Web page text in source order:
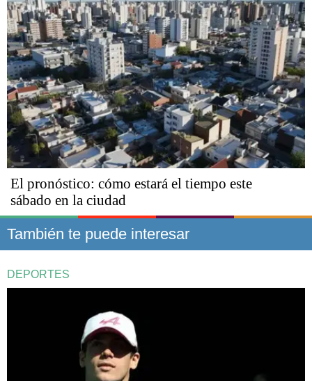
El pronóstico: cómo estará el tiempo este
sábado en la ciudad
También te puede interesar
DEPORTES